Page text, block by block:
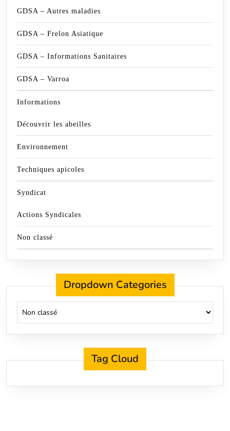
GDSA – Autres maladies
GDSA – Frelon Asiatique
GDSA – Informations Sanitaires
GDSA – Varroa
Informations
Découvrir les abeilles
Environnement
Techniques apicoles
Syndicat
Actions Syndicales
Non classé
Dropdown Categories
Tag Cloud